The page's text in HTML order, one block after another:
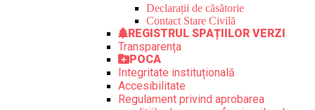
Declarații de căsătorie
Contact Stare Civilă
REGISTRUL SPAȚIILOR VERZI
Transparența
POCA
Integritate instituțională
Accesibilitate
Regulament privind aprobarea